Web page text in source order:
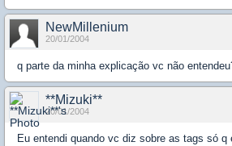
NewMillenium
20/01/2004
q parte da minha explicação vc não
**Mizuki**
20/01/2004
Eu entendi quando vc diz sobre as tags só q